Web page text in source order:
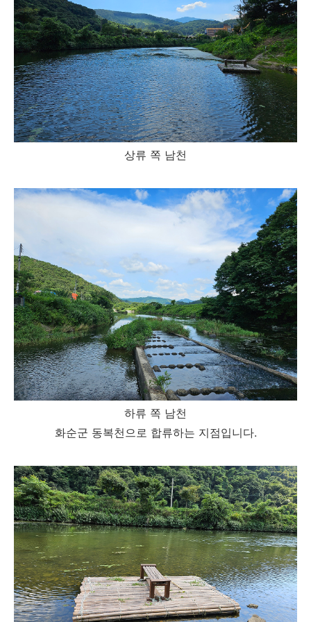
상류 쪽 남천
하류 쪽 남천
화순군 동복천으로 합류하는 지점입니다.